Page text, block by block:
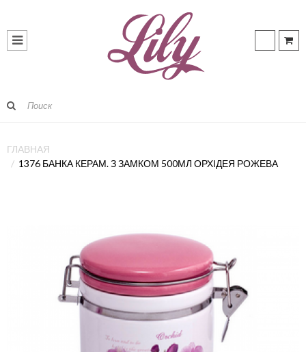
ГЛАВНАЯ
1376 БАНКА КЕРАМ. З ЗАМКОМ 500МЛ ОРХІДЕЯ РОЖЕВА